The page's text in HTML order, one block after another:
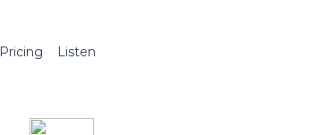
Pricing Listen